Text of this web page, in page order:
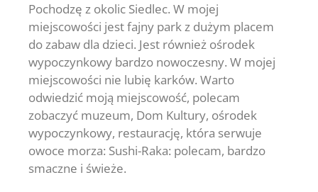
Pochodzę z okolic Siedlec. W mojej
miejscowości jest fajny park z dużym placem
do zabaw dla dzieci. Jest również ośrodek
wypoczynkowy bardzo nowoczesny. W mojej
miejscowości nie lubię karków. Warto
odwiedzić moją miejscowość, polecam
zobaczyć muzeum, Dom Kultury, ośrodek
wypoczynkowy, restaurację, która serwuje
owoce morza: Sushi-Raka: polecam, bardzo
smaczne i świeże.